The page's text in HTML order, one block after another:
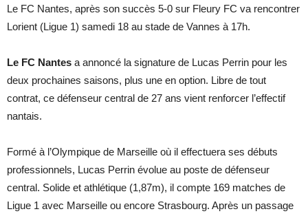
Le FC Nantes, après son succès 5-0 sur Fleury FC va rencontrer
Lorient (Ligue 1) samedi 18 au stade de Vannes à 17h.
Le FC Nantes a annoncé la signature de Lucas Perrin pour les
deux prochaines saisons, plus une en option. Libre de tout
contrat, ce défenseur central de 27 ans vient renforcer l’effectif
nantais.
Formé à l’Olympique de Marseille où il effectuera ses débuts
professionnels, Lucas Perrin évolue au poste de défenseur
central. Solide et athlétique (1,87m), il compte 169 matches de
Ligue 1 avec Marseille ou encore Strasbourg. Après un passage